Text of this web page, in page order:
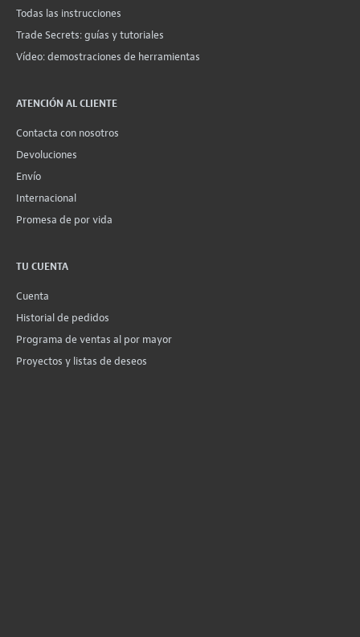
Todas las instrucciones
Trade Secrets: guías y tutoriales
Vídeo: demostraciones de herramientas
ATENCIÓN AL CLIENTE
Contacta con nosotros
Devoluciones
Envío
Internacional
Promesa de por vida
TU CUENTA
Cuenta
Historial de pedidos
Programa de ventas al por mayor
Proyectos y listas de deseos